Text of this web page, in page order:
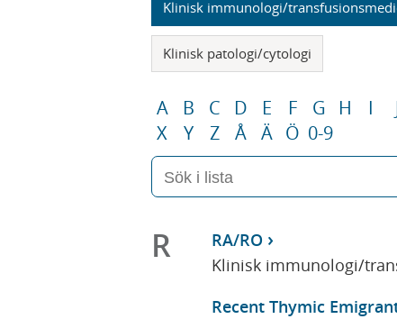
Klinisk immunologi/
Klinisk patologi/cytologi
A B C D E F G H I
X
Y Z Å Ä Ö 0-9
R
RA/RO
Klinisk immunologi/
Recent Thymic